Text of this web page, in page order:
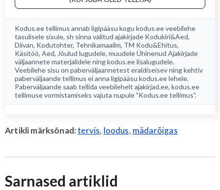
Kodus.ee tellimus annab ligipääsu kogu kodus.eeveebilehe
tasulisele sisule, sh sinna valitud ajakirjade Kodukiri&Aed,
Diivan, Kodutohter, Tehnikamaailm, TM Kodu&Ehitus,
Käsitöö, Aed, Jõulud lugudele, muudele Ühinenud Ajakirjade
väljaannete materjalidele ning kodus.ee lisalugudele.
Veebilehe sisu on paberväljaannetest eraldiseisev ning kehtiv
paberväljaande tellimus ei anna ligipääsu kodus.ee lehele.
Paberväljaande saab tellida veebilehelt ajakirjad.ee, kodus.ee
tellimuse vormistamiseks vajuta nupule "Kodus.ee tellimus".
Artikli märksõnad:tervis, loodus, mädarõigas
Sarnased artiklid